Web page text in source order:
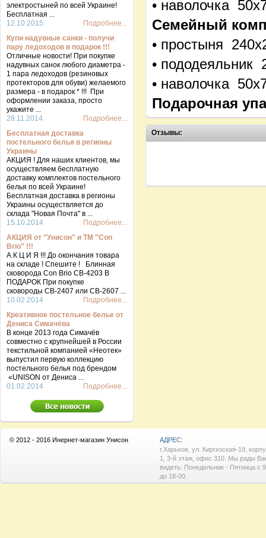
• наволочка
Семейный
• простыня
•
• наволочка
Подарочная
Отзывы:
электростыней по всей Украине!
Бесплатная ...
12.10.2015
Подробнее...
Купи надувные санки - получи
пару ледоходов в подарок !!!
Отличные новости! При покупке
надувных санок любого диаметра -
1 пара ледоходов (резиновых
протекторов для обуви) желаемого
размера - в подарок * !!! При
оформлении заказа, просто
укажите ...
28.11.2014
Подробнее...
Бесплатная доставка
постельного белья в регионы
Украины
АКЦИЯ ! Для наших клиентов, мы
осуществляем бесплатную
доставку комплектов постельного
белья по всей Украине!
Бесплатная доставка в регионы
Украины осуществляется до
склада "Новая Почта" в ...
15.10.2014
Подробнее...
АКЦИЯ от "Унисон" и ТМ "Con
Brio" !!!
А К Ц И Я !!! До окончания товара
на складе ! Спешите ! Блинная
сковорода Con Brio CB-4203 В
ПОДАРОК При покупке
сковороды СВ-2407 или СВ-2607 ...
10.02.2014
Подробнее...
Креативное постельное белье от
Дениса Симачёва
В конце 2013 года Симачёв
совместно с крупнейшей в России
текстильной компанией «Неотек»
выпустил первую коллекцию
постельного белья под брендом
«UNISON от Дениса ...
01.02.2014
Подробнее...
© 2012 - 2016 Инернет-магазин Унисон
АДРЕС:
г.Харьков, ул. Киргизская-19,
1, 3-й этаж, офис 310. Мы рады
видеть: Понедельник - Пятница с
до 18-00.